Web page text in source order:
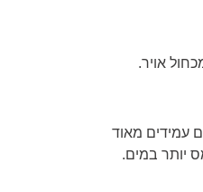
אויר.
עמידים מאוד
יותר במים.